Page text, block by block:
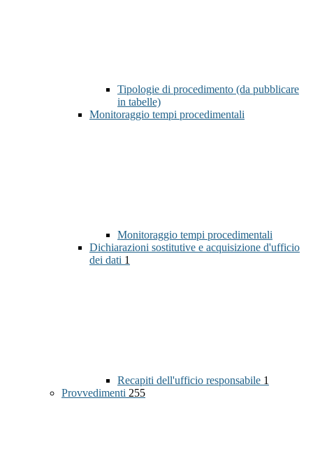
Tipologie di procedimento (da pubblicare
in tabelle)
Monitoraggio tempi procedimentali
Monitoraggio tempi procedimentali
Dichiarazioni sostitutive e acquisizione d'ufficio
dei dati 1
Recapiti dell'ufficio responsabile 1
Provvedimenti 255